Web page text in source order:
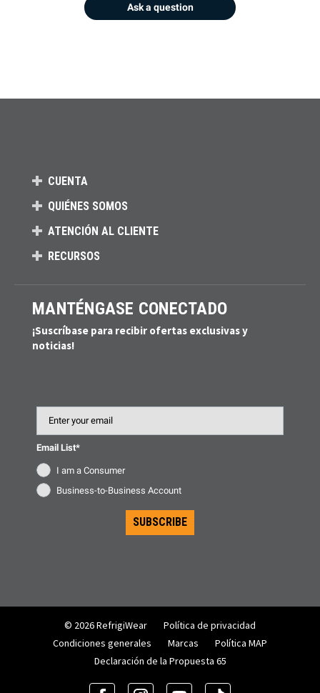
Ask a question
CUENTA
QUIÉNES SOMOS
ATENCIÓN AL CLIENTE
RECURSOS
MANTÉNGASE CONECTADO
¡Suscríbase para recibir ofertas exclusivas y
noticias!
Email List*
I am a Consumer
Business-to-Business Account
SUBSCRIBE
© 2026 RefrigiWear
Política de privacidad
Condiciones generales
Marcas
Política MAP
Declaración de la Propuesta 65